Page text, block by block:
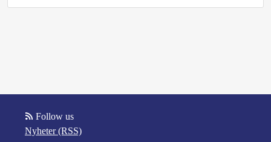
Follow us
Nyheter (RSS)